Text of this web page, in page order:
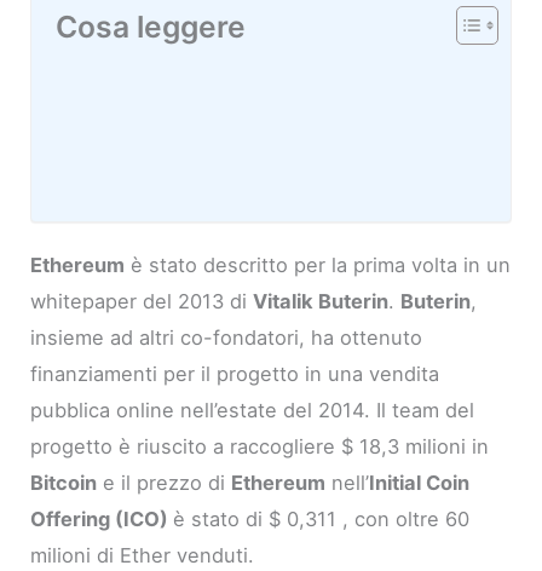
Cosa leggere
Ethereum è stato descritto per la prima volta in un
whitepaper del 2013 diVitalik Buterin. Buterin,
insieme ad altri co-fondatori, ha ottenuto
finanziamenti per il progetto in una vendita
pubblica online nell’estate del 2014. Il team del
progetto è riuscito a raccogliere $ 18,3 milioni in
Bitcoin e il prezzo di Ethereum nell’Initial Coin
Offering (ICO) è stato di $ 0,311 , con oltre 60
milioni di Ether venduti.